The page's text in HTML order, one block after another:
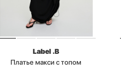
Label .B
Платье макси с топом